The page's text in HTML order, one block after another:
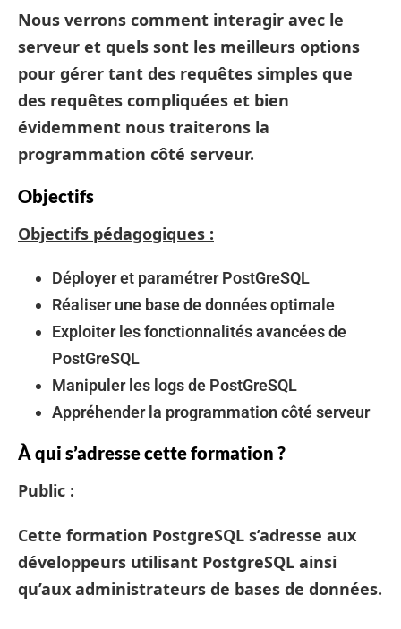
Nous verrons comment interagir avec le
serveur et quels sont les meilleurs options
pour gérer tant des requêtes simples que
des requêtes compliquées et bien
évidemment nous traiterons la
programmation côté serveur.
Objectifs
Objectifs pédagogiques :
Déployer et paramétrer PostGreSQL
Réaliser une base de données optimale
Exploiter les fonctionnalités avancées de
PostGreSQL
Manipuler les logs de PostGreSQL
Appréhender la programmation côté serveur
À qui s’adresse cette formation ?
Public :
Cette formation PostgreSQL s’adresse aux
développeurs utilisant PostgreSQL ainsi
qu’aux administrateurs de bases de données.